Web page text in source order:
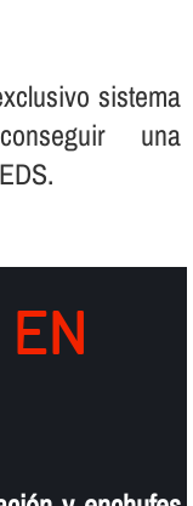
sistema
una